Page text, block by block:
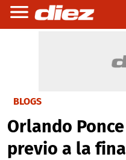
BLOGS
Orlando
previo a la